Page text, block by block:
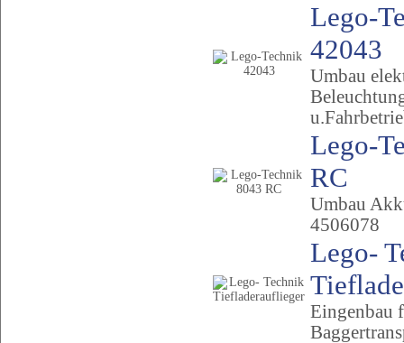
Lego-
42043
Umbau
Lego-
RC
Umbau
4506078
Lego-
Eingenbau